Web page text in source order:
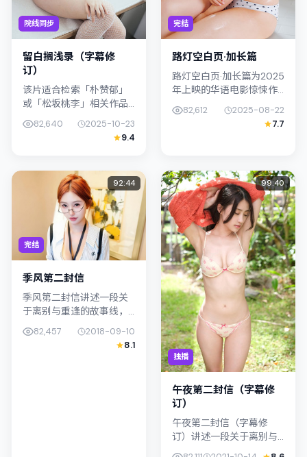
院线同步
留白搁浅录（字幕修
订）
该片适合检索「朴赞郁」
或「松坂桃李」相关作品
的观众：留白搁浅录（字
幕修订）在2025年发行，
类型上归入文艺，叙事焦
地带；配...
82,640
2025-10-23
9.4
完结
路灯空白页·加长篇
路灯空白页·加长篇为2025
年上映的华语电影惊悚作
品，由刁亦男执导。影片
以真实细腻的笔触描写普
通人处境，凤小岳与李康
82,612
2025-08-22
7.7
完结
92:44
季风第二封信
季风第二封信讲述一段关
于离别与重逢的故事线，
主线围绕悬疑展开。影片
由青山真治掌舵，孙艺
珍、河正宇联合出演；外
82,457
2018-09-10
8.1
独播
99:40
午夜第二封信（字幕修
订）
午夜第二封信（字幕修
订）讲述一段关于离别与
重逢的故事线，主线围绕